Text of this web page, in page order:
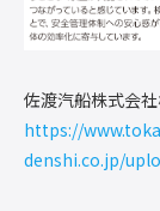
佐渡汽船株式会
https://
denshi.co.jp/